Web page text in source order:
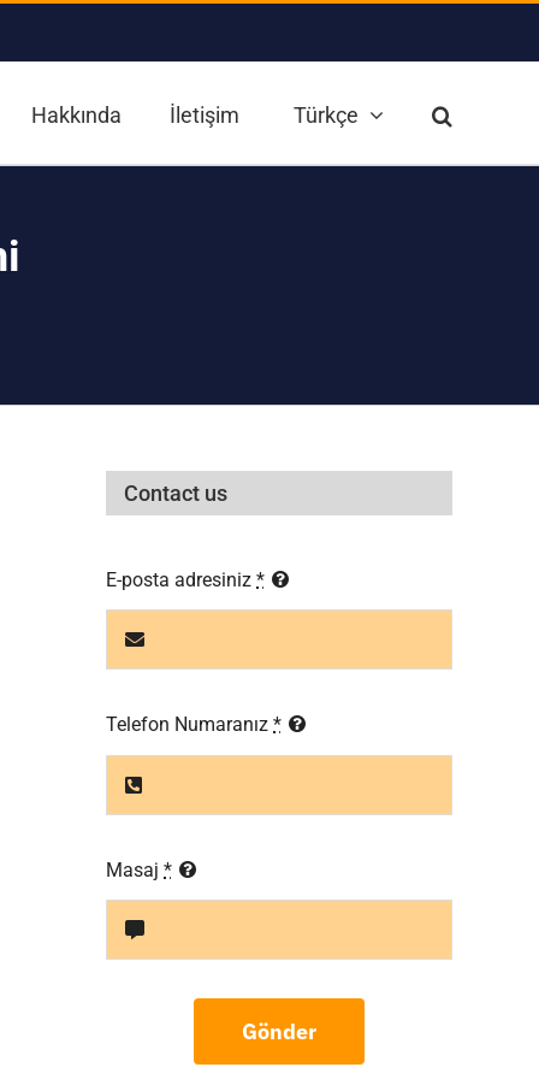
Hakkında İletişim Türkçe
Contact us
E-posta adresiniz *
Telefon Numaranız *
Masaj *
Gönder